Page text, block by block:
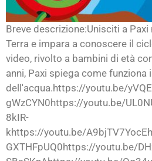
Breve descrizione:Unisciti a
Terra e impara a conoscere il
video, rivolto a bambini di età
anni, Paxi spiega come funziona
dell'acqua.https://youtu.be/
gWzCYN0https://youtu.be/
8kIR-
khttps://youtu.be/
GXTHFpUQ0https://youtu.be/